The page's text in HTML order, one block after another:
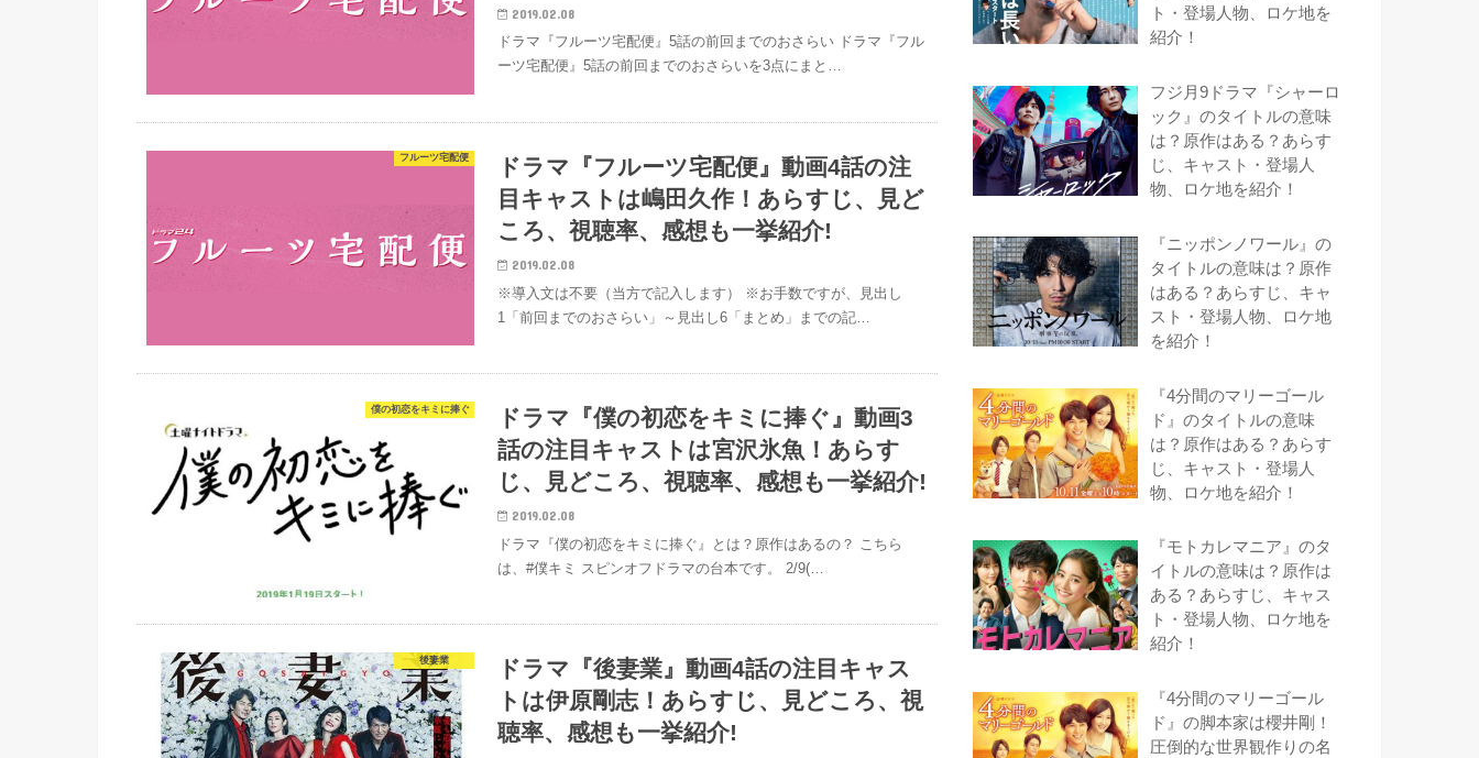
2019.02.08
ドラマ『フルーツ宅配便』5話の前回までのおさらい ドラマ『フル
ーツ宅配便』5話の前回までのおさらいを3点にまと…
フルーツ宅配便
ドラマ『フルーツ宅配便』動画4話の注
目キャストは嶋田久作！あらすじ、見ど
ころ、視聴率、感想も一挙紹介!
2019.02.08
※導入文は不要（当方で記入します） ※お手数ですが、見出し
1「前回までのおさらい」～見出し6「まとめ」までの記…
僕の初恋をキミに捧ぐ
ドラマ『僕の初恋をキミに捧ぐ』動画3
話の注目キャストは宮沢氷魚！あらす
じ、見どころ、視聴率、感想も一挙紹介!
2019.02.08
ドラマ『僕の初恋をキミに捧ぐ』とは？原作はあるの？ こちら
は、#僕キミ スピンオフドラマの台本です。 2/9(…
後妻業
ドラマ『後妻業』動画4話の注目キャス
トは伊原剛志！あらすじ、見どころ、視
聴率、感想も一挙紹介!
ト・登場人物、ロケ地を
紹介！
フジ月9ドラマ『シャーロ
ック』のタイトルの意味
は？原作はある？あらす
じ、キャスト・登場人
物、ロケ地を紹介！
『ニッポンノワール』の
タイトルの意味は？原作
はある？あらすじ、キャ
スト・登場人物、ロケ地
を紹介！
『4分間のマリーゴール
ド』のタイトルの意味
は？原作はある？あらす
じ、キャスト・登場人
物、ロケ地を紹介！
『モトカレマニア』のタ
イトルの意味は？原作は
ある？あらすじ、キャス
ト・登場人物、ロケ地を
紹介！
『4分間のマリーゴール
ド』の脚本家は櫻井剛！
圧倒的な世界観作りの名